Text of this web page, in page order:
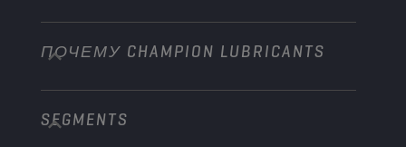
Легковые автомобили
Грузовая техника
Внедорожная техника
ПОЧЕМУ CHAMPION LUBRICANTS
О нас
SEGMENTS